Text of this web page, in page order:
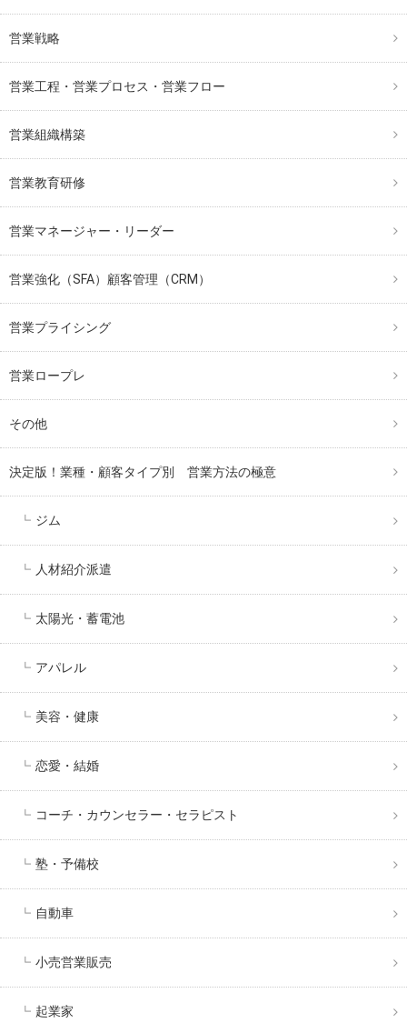
営業戦略
営業工程・営業プロセス・営業フロー
営業組織構築
営業教育研修
営業マネージャー・リーダー
営業強化（SFA）顧客管理（CRM）
営業プライシング
営業ロープレ
その他
決定版！業種・顧客タイプ別 営業方法の極意
ジム
人材紹介派遣
太陽光・蓄電池
アパレル
美容・健康
恋愛・結婚
コーチ・カウンセラー・セラピスト
塾・予備校
自動車
小売営業販売
起業家